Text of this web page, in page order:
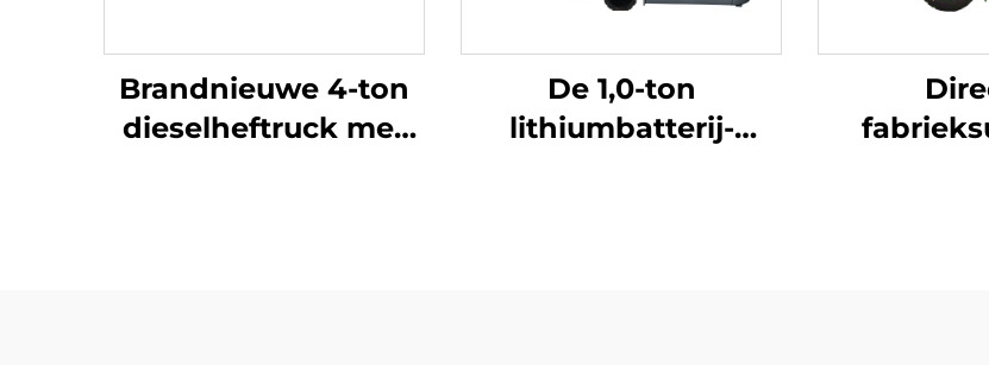
Brandnieuwe 4-ton
dieselheftruck met
De 1,0-ton
lithiumbatterij-